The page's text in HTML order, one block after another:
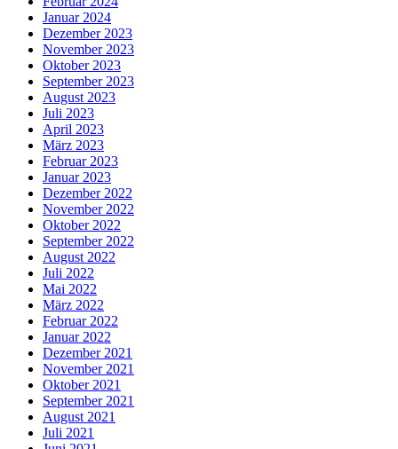
Januar 2024
Dezember 2023
November 2023
Oktober 2023
September 2023
August 2023
Juli 2023
April 2023
März 2023
Februar 2023
Januar 2023
Dezember 2022
November 2022
Oktober 2022
September 2022
August 2022
Juli 2022
Mai 2022
März 2022
Februar 2022
Januar 2022
Dezember 2021
November 2021
Oktober 2021
September 2021
August 2021
Juli 2021